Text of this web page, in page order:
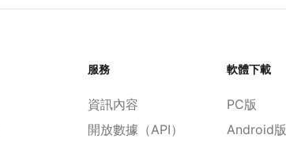
服務
資訊內容
開放數據（API）
軟體下載
PC版
Android版